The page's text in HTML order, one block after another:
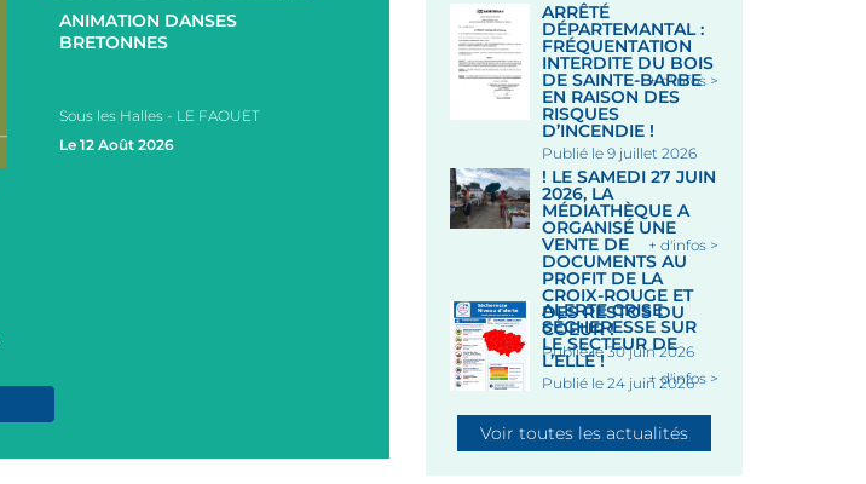
ANIMATION DANSES
BRETONNES
Sous les Halles - LE FAOUET
Le 12 Août 2026
+
MARCHÉ NOCTURE PLACE
DES HALLES
Place des Halles, 56320 LE
Le 12 Août 2026
ANIMATION DANSES
BRETONNES
Le 19 Août 2026
ARRÊTÉ
DÉPARTEMANTAL :
FRÉQUENTATION
INTERDITE DU BOIS
DE SAINTE-BARBE
EN RAISON DES
RISQUES
D’INCENDIE !
Publié le 9 juillet 2026
+ d'infos >
! LE SAMEDI 27 JUIN
2026, LA
MÉDIATHÈQUE A
ORGANISÉ UNE
VENTE DE
DOCUMENTS AU
PROFIT DE LA
CROIX-ROUGE ET
DES RESTOS DU
COEUR !
Publié le 30 juin 2026
+ d'infos >
ALERTE CRISE
SÉCHERESSE SUR
LE SECTEUR DE
L’ELLÉ !
Publié le 24 juin 2026
+ d'infos >
Voir toutes les actualités